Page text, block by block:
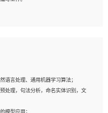
数据库应用开发其中一种；
码能力优秀，熟悉编码规范和具备
语言处理、通用机器学习算法；
处理，句法分析，命名实体识别，文
模型应用；